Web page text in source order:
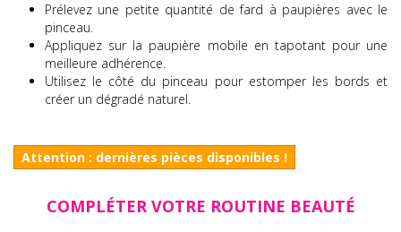
Prélevez une petite quantité de fard à paupières avec le
pinceau.
Appliquez sur la paupière mobile en tapotant pour une
meilleure adhérence.
Utilisez le côté du pinceau pour estomper les bords et
créer un dégradé naturel.
Attention : dernières pièces disponibles !
COMPLÉTER VOTRE ROUTINE BEAUTÉ